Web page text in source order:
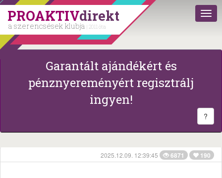
PROAKTIVdirekt
a szerencsések klubja | 2011 óta
Garantált ajándékért és
pénznyereményért regisztrálj
ingyen!
?
2025.12.09. 12:39:45 6871 190